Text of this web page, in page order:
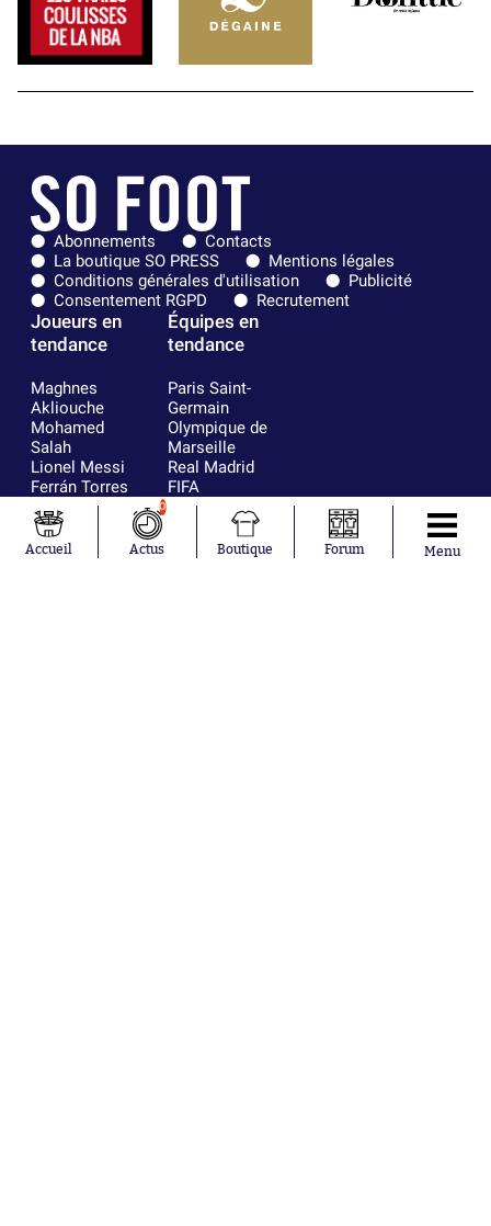
Abonnements
Contacts
La boutique SO PRESS
Mentions légales
Conditions générales d'utilisation
Publicité
Consentement RGPD
Recrutement
Joueurs en
tendance
Maghnes
Akliouche
Mohamed
Salah
Lionel Messi
Ferrán Torres
Kilian Corredor
Franco
Mastantuono
Équipes en
tendance
Paris Saint-
Germain
Olympique de
Marseille
Real Madrid
FIFA
Olympique
AS Monaco
Accueil
0
Actus Boutique Forum Menu